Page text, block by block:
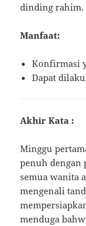
dinding rahim.
Manfaat:
Konfirmasi
Dapat
Akhir Kata :
Minggu
penuh dengan
semua wanita
mengenali
menduga